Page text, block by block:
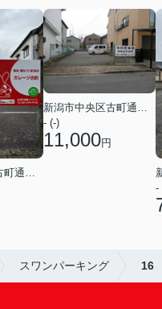
新潟市中央区古町通１２番町
- (-)
11,000円
-
スワンパーキング 16